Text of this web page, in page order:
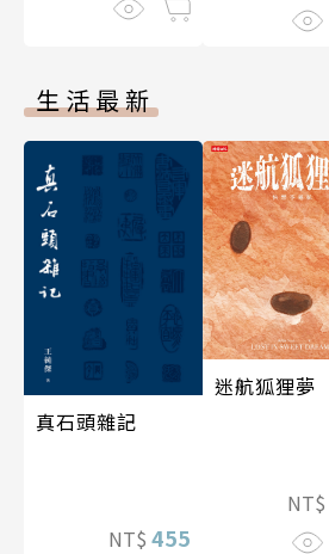
生活最新
真石頭雜記
NT$ 455
迷航狐狸夢
NT$